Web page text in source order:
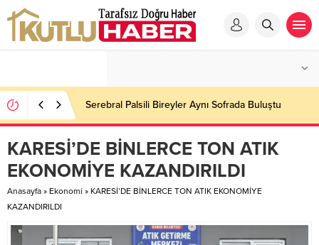
Serebral Palsili Bireyler Aynı Sofrada Buluştu
KARESİ’DE BİNLERCE TON ATIK
EKONOMİYE KAZANDIRILDI
Anasayfa » Ekonomi » KARESİ’DE BİNLERCE TON ATIK EKONOMİYE
KAZANDIRILDI